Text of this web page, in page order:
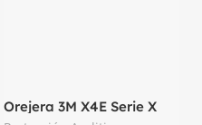
Orejera 3M X4E Serie X
con Banda 27dB